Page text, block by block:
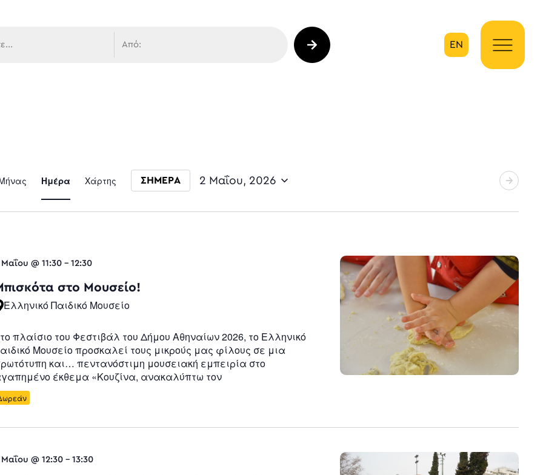
EN
Event
Navigation
Ημέρα Χάρτης ΣΗΜΕΡΑ 2 Μαΐου, 2026
Μαΐου @ 11:30 -12:30
στο Μουσείο!
Ελληνικό Παιδικό Μουσείο
πλαίσιο του Φεστιβάλ του Δήμου Αθηναίων 2026, το Ελληνικό
Μουσείο προσκαλεί τους μικρούς μας φίλους σε μια
και… πεντανόστιμη μουσειακή εμπειρία στο
έκθεμα «Κουζίνα, ανακαλύπτω τον
Μαΐου @ 12:30 -13:30